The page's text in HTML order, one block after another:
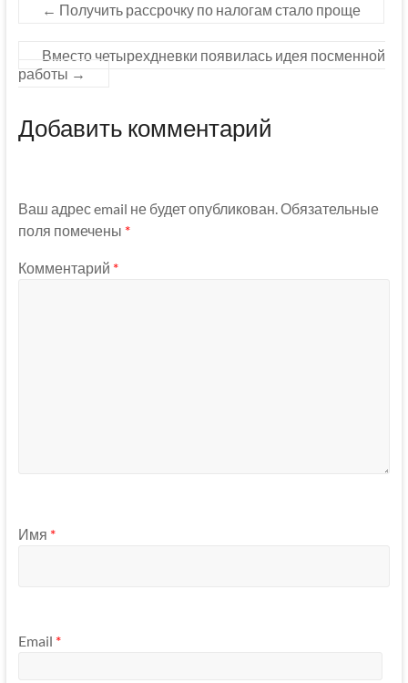
← Получить рассрочку по налогам стало проще
Вместо четырехдневки появилась идея посменной
работы →
Добавить комментарий
Ваш адрес email не будет опубликован. Обязательные
поля помечены *
Комментарий *
Имя *
Email *